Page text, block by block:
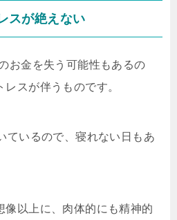
や将来確実に使う
うとすると、精神
益を上げるために
余裕を持って、取
スが絶えない
お金を失う可能性もあるの
スが伴うものです。
ているので、寝れない日もあ
像以上に、肉体的にも精神的